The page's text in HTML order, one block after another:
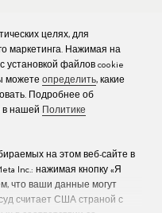
целях, для
маркетинга. Нажимая на
установкой файлов cookie
можете определить, какие
Подробнее об
в нашей
Политике
на этом веб-сайте в
Inc.: нажимая кнопку «Я
что ваши данные могут
считает США страной с